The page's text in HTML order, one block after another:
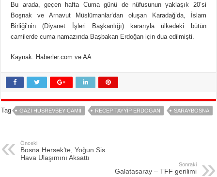
Bu arada, geçen hafta Cuma günü de nüfusunun yaklaşık 20’si
Boşnak ve Arnavut Müslümanlar’dan oluşan Karadağ’da, İslam
Birliği’nin (Diyanet İşleri Başkanlığı) kararıyla ülkedeki bütün
camilerde cuma namazında Başbakan Erdoğan için dua edilmişti.
Kaynak: Haberler.com ve AA
Tag GAZI HÜSREVBEY CAMII RECEP TAYYIP ERDOGAN SARAYBOSNA
Önceki
Bosna Hersek’te, Yoğun Sis
Hava Ulaşımını Aksattı
Sonraki
Galatasaray – TFF gerilimi